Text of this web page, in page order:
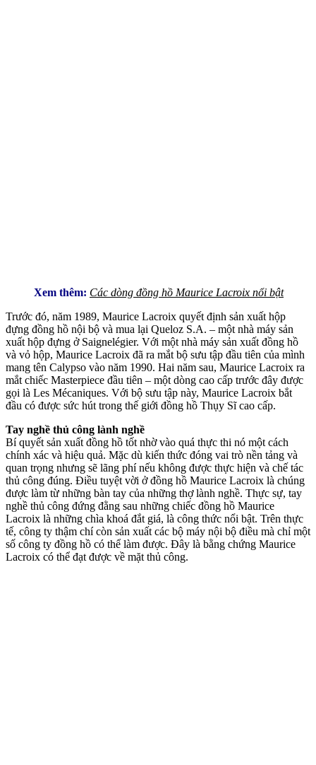
Xem thêm: Các dòng đồng hồ Maurice Lacroix nổi bật
Trước đó, năm 1989, Maurice Lacroix quyết định sản xuất hộp
đựng đồng hồ nội bộ và mua lại Queloz S.A. – một nhà máy sản
xuất hộp đựng ở Saignelégier. Với một nhà máy sản xuất đồng hồ
và vỏ hộp, Maurice Lacroix đã ra mắt bộ sưu tập đầu tiên của mình
mang tên Calypso vào năm 1990. Hai năm sau, Maurice Lacroix ra
mắt chiếc Masterpiece đầu tiên – một dòng cao cấp trước đây được
gọi là Les Mécaniques. Với bộ sưu tập này, Maurice Lacroix bắt
đầu có được sức hút trong thế giới đồng hồ Thụy Sĩ cao cấp.
Tay nghề thủ công lành nghề
Bí quyết sản xuất đồng hồ tốt nhờ vào quá thực thi nó một cách
chính xác và hiệu quả. Mặc dù kiến ​​thức đóng vai trò nền tảng và
quan trọng nhưng sẽ lãng phí nếu không được thực hiện và chế tác
thủ công đúng. Điều tuyệt vời ở đồng hồ Maurice Lacroix là chúng
được làm từ những bàn tay của những thợ lành nghề. Thực sự, tay
nghề thủ công đứng đằng sau những chiếc đồng hồ Maurice
Lacroix là những chìa khoá đắt giá, là công thức nổi bật. Trên thực
tế, công ty thậm chí còn sản xuất các bộ máy nội bộ điều mà chỉ một
số công ty đồng hồ có thể làm được. Đây là bằng chứng Maurice
Lacroix có thể đạt được về mặt thủ công.